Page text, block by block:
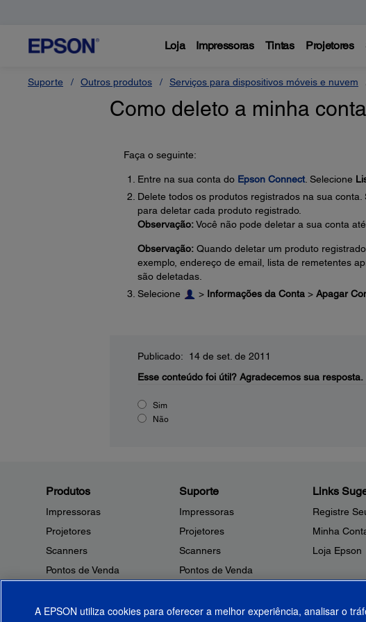
Loja Impressoras Tintas Projetores
Suporte Outros produtos Serviços para dispositivos móveis e nuvem
Como deleto a minha
Faça o seguinte:
Entre na sua conta do Epson Connect. Selecione
Delete todos os produtos registrados na sua conta.
para deletar cada produto registrado.
Observação:Você não pode deletar a sua conta
Observação:Quando deletar um produto
exemplo, endereço de email, lista de remetentes
são deletadas.
Selecione
> Informações da Conta> Apagar
Publicado: 14 de set. de 2011
Esse conteúdo foi útil? Agradecemos sua resposta.
Sim
Não
Produtos
Impressoras
Projetores
Scanners
Pontos de Venda
Microdispositivos
Suporte
Impressoras
Projetores
Scanners
Pontos de Venda
Outros Produtos
Links
Registre
Minha
Loja Epson
A EPSON utiliza cookies para oferecer a melhor experiência, analisar o